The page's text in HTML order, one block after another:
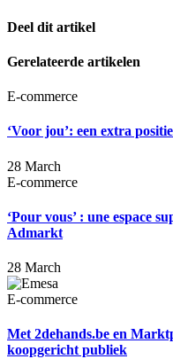
Deel dit artikel
Gerelateerde artikelen
E-commerce
‘Voor jou’: een extra
28 March
E-commerce
‘Pour vous’ : une espace
Admarkt
28 March
E-commerce
Met 2dehands.be en
koopgericht publiek